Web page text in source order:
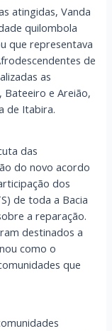
atingidas, Vanda
quilombola
que representava
de
as
Bateeiro e Areião,
de Itabira.
das
do novo acordo
dos
de toda a Bacia
a reparação.
destinados a
como o
que